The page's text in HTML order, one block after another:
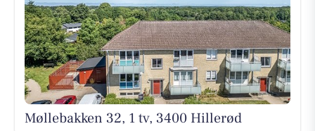
Møllebakken 32, 1 tv, 3400 Hillerød